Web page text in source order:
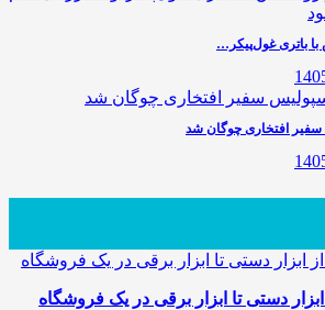
افتخاری چوگان شد
ابزار دستی تا ابزار برقی در یک فروشگاه